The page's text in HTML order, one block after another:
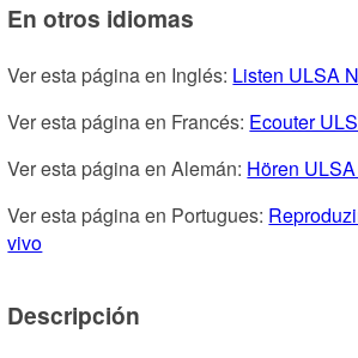
En otros idiomas
Ver esta página en Inglés: Listen ULSA
Ver esta página en Francés: Ecouter
Ver esta página en Alemán: Hören
Ver esta página en Portugues:
vivo
Descripción